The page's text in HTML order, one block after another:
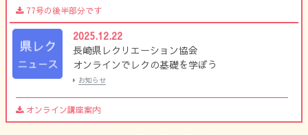
77号の後半部分です
2025.12.22
長崎県レクリエーション協会
オンラインでレクの基礎を学ぼう
お知らせ
オンライン講座案内